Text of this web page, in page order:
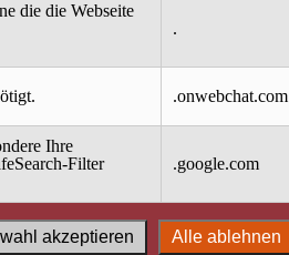
die die Webseite
.
.onwebchat.com
Ihre
Filter
.google.com
Alle ablehnen
akzeptieren